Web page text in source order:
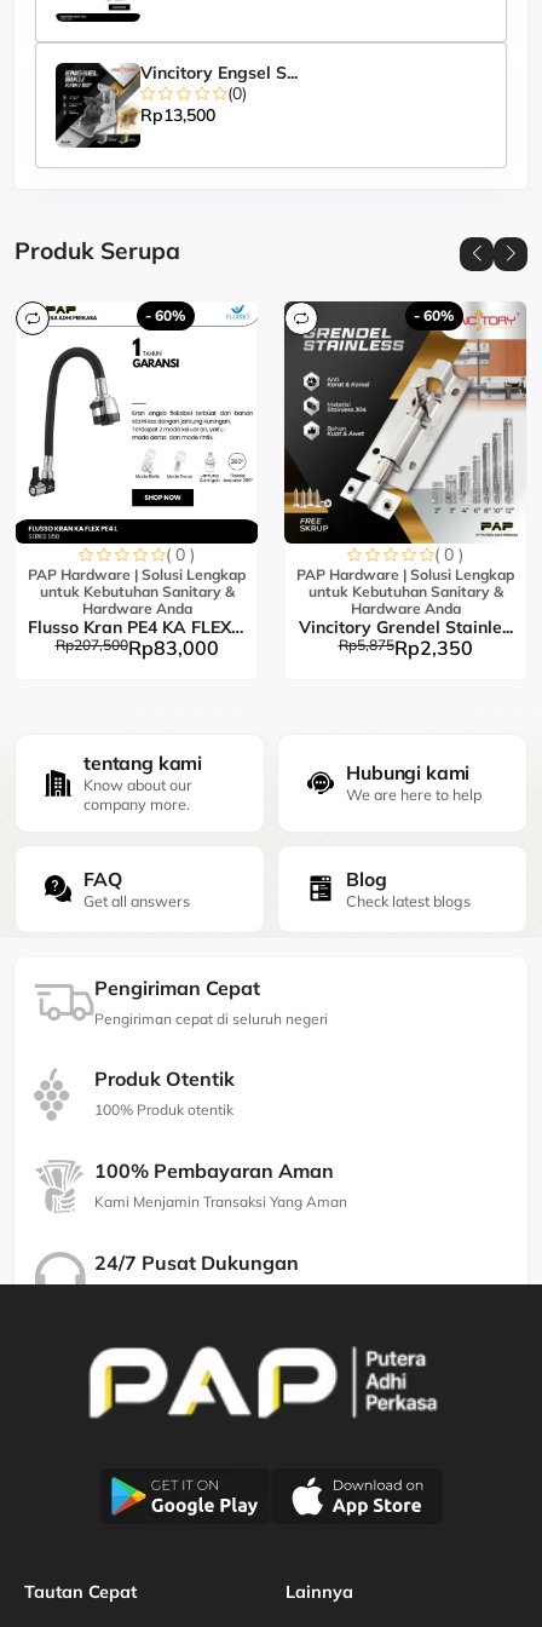
Vincitory Engsel S...
(0)
Rp13,500
Produk Serupa
- 60%
( 0 )
PAP Hardware | Solusi Lengkap
untuk Kebutuhan Sanitary &
Hardware Anda
Flusso Kran PE4 KA FLEX L...
Rp207,500Rp83,000
- 60%
( 0 )
PAP Hardware | Solusi Lengkap
untuk Kebutuhan Sanitary &
Hardware Anda
Vincitory Grendel Stainle...
Rp5,875Rp2,350
tentang kami
Know about our
company more.
Hubungi kami
We are here to help
FAQ
Get all answers
Blog
Check latest blogs
Pengiriman Cepat
Pengiriman cepat di seluruh negeri
Produk Otentik
100% Produk otentik
100% Pembayaran Aman
Kami Menjamin Transaksi Yang Aman
24/7 Pusat Dukungan
Tautan Cepat Lainnya